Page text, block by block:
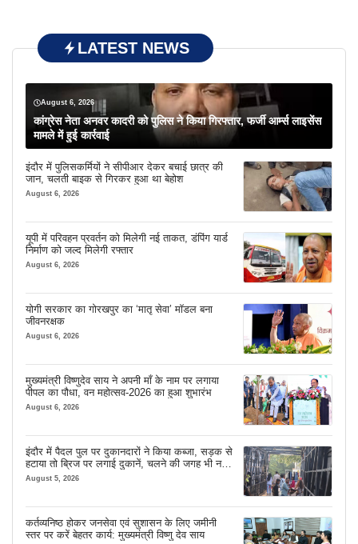
LATEST NEWS
August 6, 2026
कांग्रेस नेता अनवर कादरी को पुलिस ने किया गिरफ्तार, फर्जी आर्म्स लाइसेंस
मामले में हुई कार्रवाई
इंदौर में पुलिसकर्मियों ने सीपीआर देकर बचाई छात्र की
जान, चलती बाइक से गिरकर हुआ था बेहोश
August 6, 2026
यूपी में परिवहन प्रवर्तन को मिलेगी नई ताकत, डंपिंग यार्ड
निर्माण को जल्द मिलेगी रफ्तार
August 6, 2026
योगी सरकार का गोरखपुर का ‘मातृ सेवा’ मॉडल बना
जीवनरक्षक
August 6, 2026
मुख्यमंत्री विष्णुदेव साय ने अपनी माँ के नाम पर लगाया
पीपल का पौधा, वन महोत्सव-2026 का हुआ शुभारंभ
August 6, 2026
इंदौर में पैदल पुल पर दुकानदारों ने किया कब्जा, सड़क से
हटाया तो ब्रिज पर लगाई दुकानें, चलने की जगह भी नहीं
मिल रही
August 5, 2026
कर्तव्यनिष्ठ होकर जनसेवा एवं सुशासन के लिए जमीनी
स्तर पर करें बेहतर कार्य: मुख्यमंत्री विष्णु देव साय